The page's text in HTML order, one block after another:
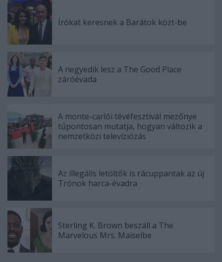
Írókat keresnek a Barátok közt-be
A negyedik lesz a The Good Place
záróévada
A monte-carlói tévéfesztivál mezőnye
tűpontosan mutatja, hogyan változik a
nemzetközi televíziózás
Az illegális letöltők is rácuppantak az új
Trónok harca-évadra
Sterling K. Brown beszáll a The
Marvelous Mrs. Maiselbe